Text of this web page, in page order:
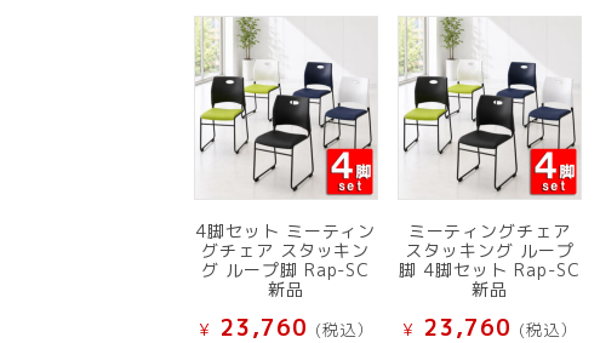
4脚セット ミーティン
グチェア スタッキン
グ ループ脚 Rap-SC
新品
¥ 23,760 (税込）
ミーティングチェア
スタッキング ループ
脚 4脚セット Rap-SC
新品
¥ 23,760 (税込）